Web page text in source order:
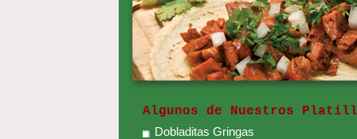
Algunos de Nuestros
Dobladitas Gringas